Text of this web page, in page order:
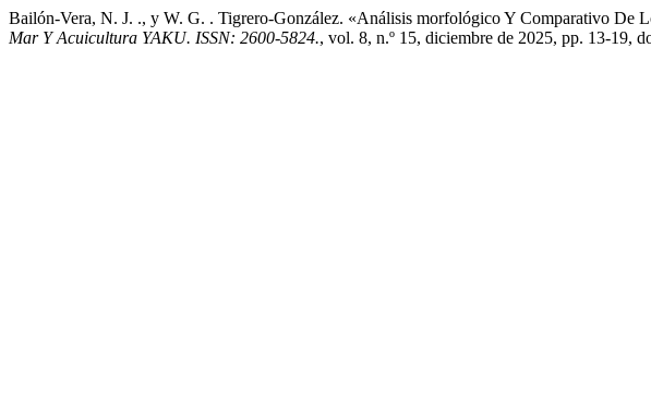
Bailón-Vera, N. J. ., y W. G. . Tigrero-González. «Análisis morfológico Y Comparativo De
Mar Y Acuicultura YAKU. ISSN: 2600-5824., vol. 8, n.º 15, diciembre de 2025, pp. 13-19,